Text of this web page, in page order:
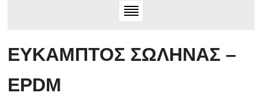
ΕΥΚΑΜΠΤΟΣ ΣΩΛΗΝΑΣ –
EPDM